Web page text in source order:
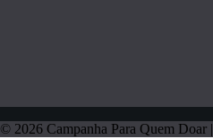
© 2026 Campanha Para Quem Doar |